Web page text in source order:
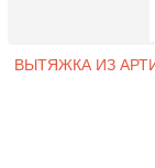
ВЫТЯЖКА ИЗ